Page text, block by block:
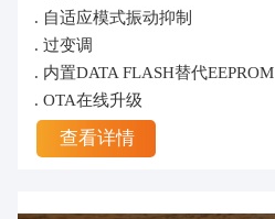
. 自适应模式振动抑制
. 过变调
. 内置DATA FLASH替代EEPROM
. OTA在线升级
查看详情